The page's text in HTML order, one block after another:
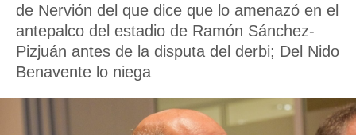
y
forma
de Nervión del que dice que lo amenazó en el
antepalco del estadio de Ramón Sánchez-
Pizjuán antes de la disputa del derbi; Del Nido
Benavente lo niega